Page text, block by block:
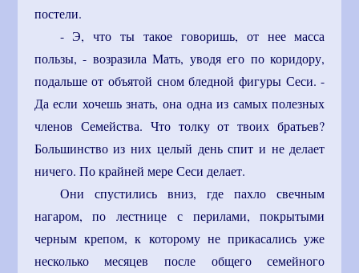
постели.
- Э, что ты такое говоришь, от нее масса
пользы, - возразила Мать, уводя его по коридору,
подальше от объятой сном бледной фигуры Сеси. -
Да если хочешь знать, она одна из самых полезных
членов Семейства. Что толку от твоих братьев?
Большинство из них целый день спит и не делает
ничего. По крайней мере Сеси делает.
Они спустились вниз, где пахло свечным
нагаром, по лестнице с перилами, покрытыми
черным крепом, к которому не прикасались уже
несколько месяцев после общего семейного